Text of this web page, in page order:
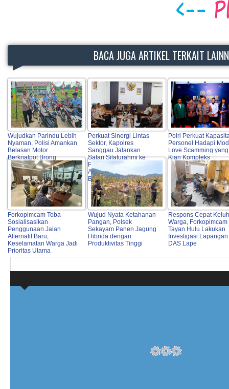
BACA JUGA ARTIKEL TERKAIT
Wujudkan Parindu Lebih
Nyaman, Polisi Amankan
Belasan Motor
Berknalpot Brong
Perkuat Sinergi Lintas
Sektor, Kapolres
Sanggau Jalankan
Safari Silaturahmi ke
Forkopimda, Tokoh
Agama, OPD hingga
Bulog
Polri Perkuat
Personel Hadapi
Love Scamming yang
Kian Kompleks
Forkopimcam Toba
Sosialisasikan
Penggunaan Jalan
Alternatif Baru,
Keselamatan Warga Jadi
Prioritas Utama
Wujud Nyata Ketahanan
Pangan, Polsek
Sekayam Panen Jagung
Hibrida dengan
Produktivitas Tinggi
Respons Cepat
Warga, Forkopimcam
Tayan Hulu Lakukan
Investigasi
DAS Lape